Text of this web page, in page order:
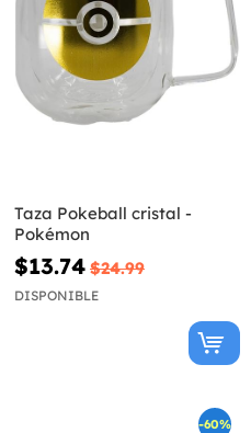
Taza Pokeball cristal -
Pokémon
$13.74 $24.99
DISPONIBLE
-60%